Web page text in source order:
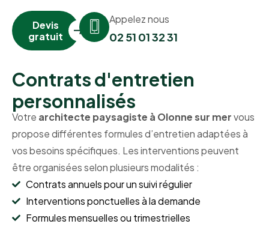
Devis
gratuit
Appelez nous
02 51 01 32 31
Contrats d'entretien
personnalisés
Votre architecte paysagiste à Olonne sur mervous
propose différentes formules d’entretien adaptées à
vos besoins spécifiques. Les interventions peuvent
être organisées selon plusieurs modalités :
Contrats annuels pour un suivi régulier
Interventions ponctuelles à la demande
Formules mensuelles ou trimestrielles